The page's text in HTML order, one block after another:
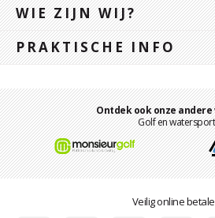
WIE ZIJN WIJ?
PRAKTISCHE INFO
Ontdek ook onze
Golf en watersport
Veilig online